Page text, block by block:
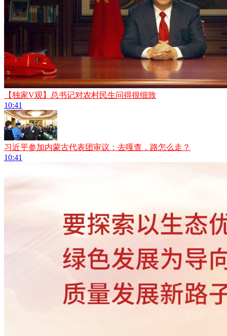
【独家V观】总书记对农村民生问得很细致
10:41
习近平参加内蒙古代表团审议：去嘎查，路怎么走？
10:41